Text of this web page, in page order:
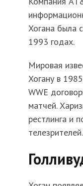
Хогана была
1993 годах.
Мировая
Хогану в
WWE
матчей.
рестлинга и
телезрителей.